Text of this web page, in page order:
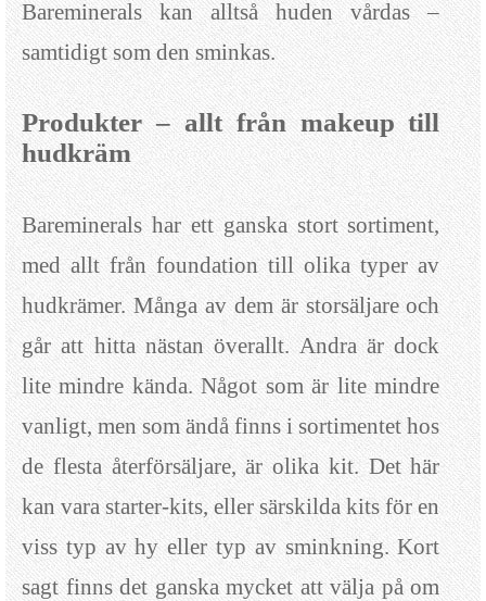
Bareminerals kan alltså huden vårdas –
samtidigt som den sminkas.
Produkter – allt från makeup till
hudkräm
Bareminerals har ett ganska stort sortiment,
med allt från foundation till olika typer av
hudkrämer. Många av dem är storsäljare och
går att hitta nästan överallt. Andra är dock
lite mindre kända. Något som är lite mindre
vanligt, men som ändå finns i sortimentet hos
de flesta återförsäljare, är olika kit. Det här
kan vara starter-kits, eller särskilda kits för en
viss typ av hy eller typ av sminkning. Kort
sagt finns det ganska mycket att välja på om